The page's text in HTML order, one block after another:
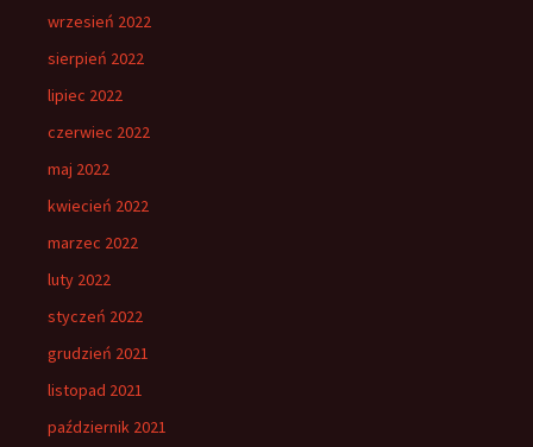
wrzesień 2022
sierpień 2022
lipiec 2022
czerwiec 2022
maj 2022
kwiecień 2022
marzec 2022
luty 2022
styczeń 2022
grudzień 2021
listopad 2021
październik 2021